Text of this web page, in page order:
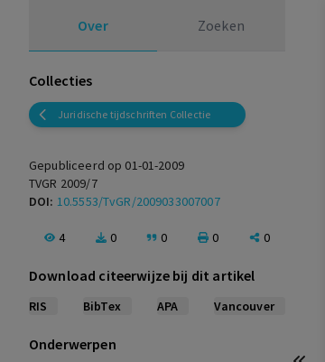
Over Zoeken
Collecties
Juridische tijdschriften Collectie
Gepubliceerd op 01-01-2009
TVGR 2009/7
DOI: 10.5553/TvGR/2009033007007
4 0 0 0 0
Download citeerwijze bij dit artikel
RIS BibTex APA Vancouver
Onderwerpen